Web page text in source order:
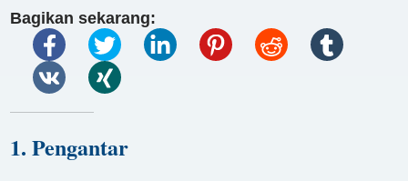
Bagikan sekarang:
1. Pengantar